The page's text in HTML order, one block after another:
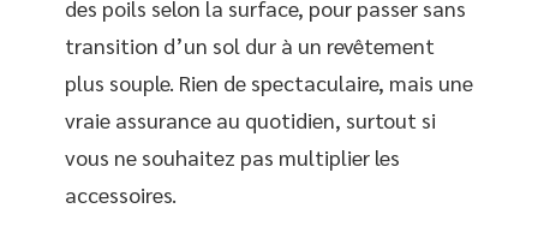
des poils selon la surface, pour passer sans
transition d’un sol dur à un revêtement
plus souple. Rien de spectaculaire, mais une
vraie assurance au quotidien, surtout si
vous ne souhaitez pas multiplier les
accessoires.